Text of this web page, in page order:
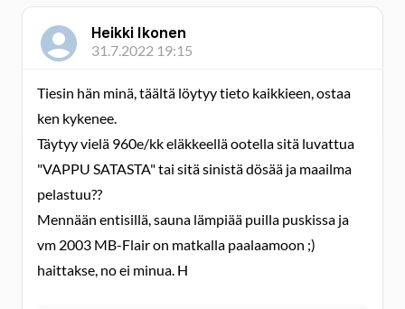
Heikki Ikonen
31.7.2022 19:15
Tiesin hän minä, täältä löytyy tieto kaikkieen, ostaa
ken kykenee.
Täytyy vielä 960e/kk eläkkeellä ootella sitä luvattua
"VAPPU SATASTA" tai sitä sinistä dösää ja maailma
pelastuu??
Mennään entisillä, sauna lämpiää puilla puskissa ja
vm 2003 MB-Flair on matkalla paalaamoon ;)
haittakse, no ei minua. H